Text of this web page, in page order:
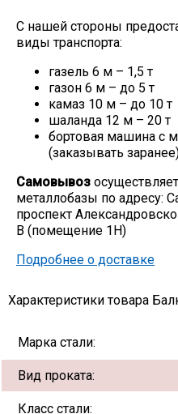
С нашей стороны
виды транспорта:
газель 6 м – 1,5 т
газон 6 м – до 5 т
камаз 10 м – до 10 т
шаланда 12 м – 20 т
бортовая машина с
(заказывать
Самовывоз
металлобазы по адресу:
проспект
В (помещение 1Н)
Подробнее о доставке
Характеристики товара
Марка стали:
Вид проката:
Класс стали: